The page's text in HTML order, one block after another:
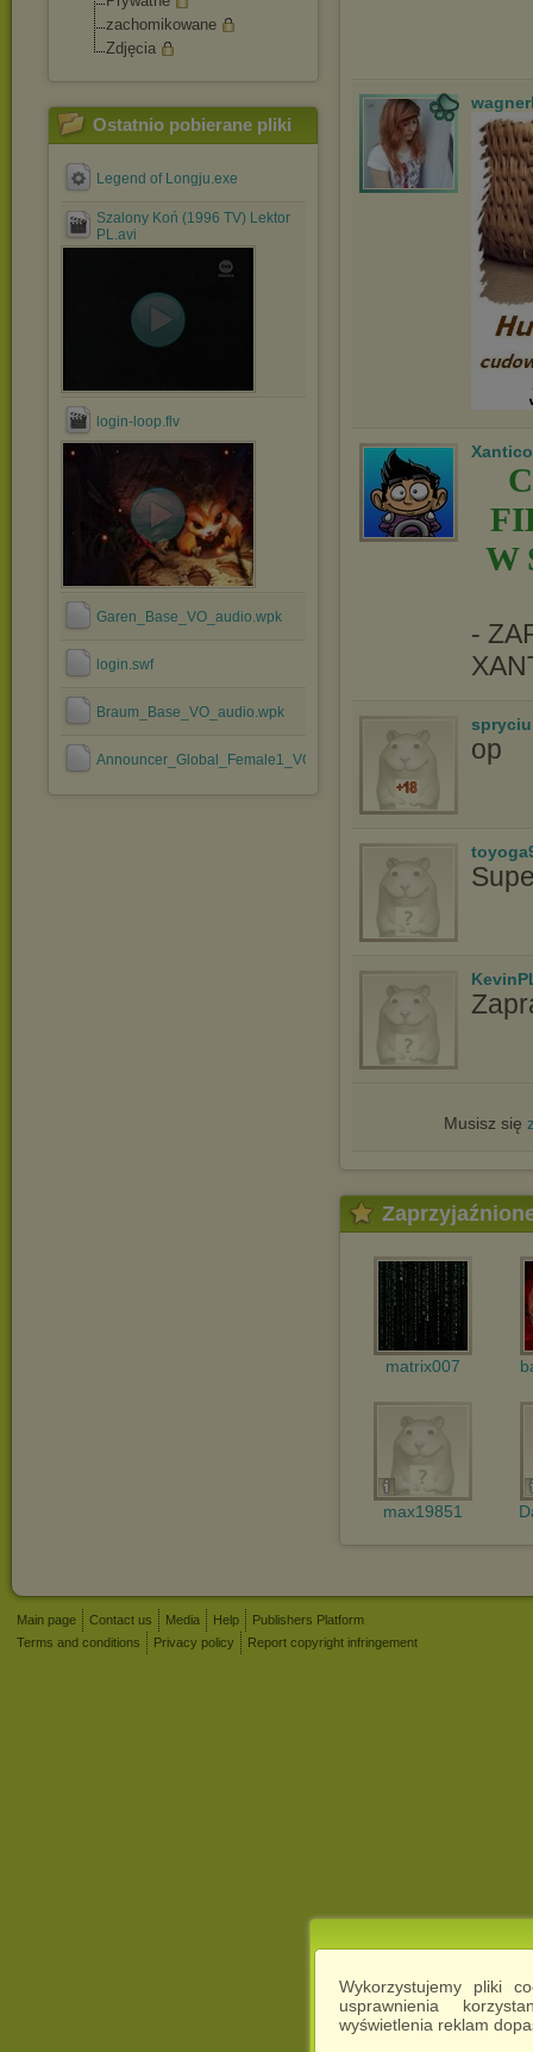
Wykorzystujemy pliki
usprawnienia
wyświetlenia reklam
zachomikowane
Zdjęcia
Ostatnio pobierane pliki
Legend of Longju.exe
Szalony Koń (1996 TV) Lektor
PL.avi
login-loop.flv
Garen_Base_VO_audio.wpk
login.swf
Braum_Base_VO_audio.wpk
Announcer_Global_Female1_VO_audio.wpk
Xantico
W
-
op
Musisz się
matrix007
max19851
Main page Contact us Media Help
Publishers Platform
Terms and conditions
Privacy policy Report copyright infringement